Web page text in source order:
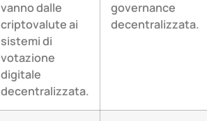
vanno dalle
criptovalute ai
sistemi di
votazione
digitale
decentralizzata.
governance
decentralizzata.